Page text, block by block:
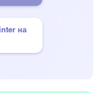
на